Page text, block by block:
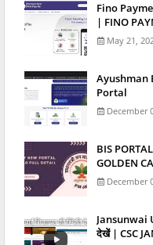
Fino
| FINO
May 21,
Ayushman
Portal
December
BIS
GOLDEN
December
Jansunwai
देखें | CSC